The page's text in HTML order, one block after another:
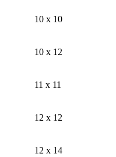
10 x 10
10 x 12
11 x 11
12 x 12
12 x 14